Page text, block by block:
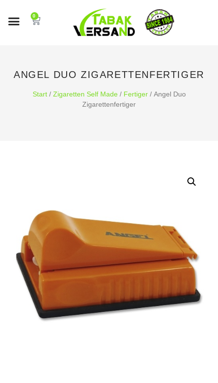
0
ANGEL DUO ZIGARETTENFERTIGER
Start/ Zigaretten Self Made/ Fertiger/ Angel Duo
Zigarettenfertiger